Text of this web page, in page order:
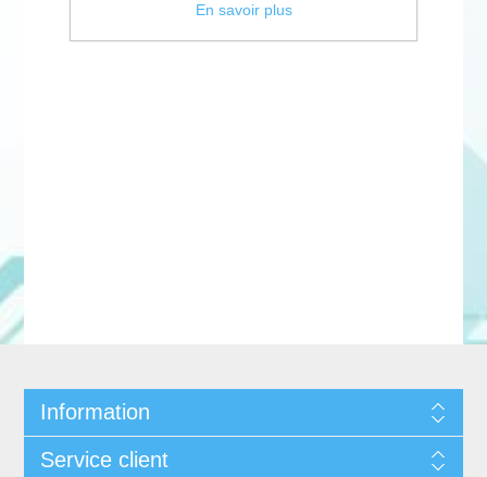
Information
Service client
En savoir plus